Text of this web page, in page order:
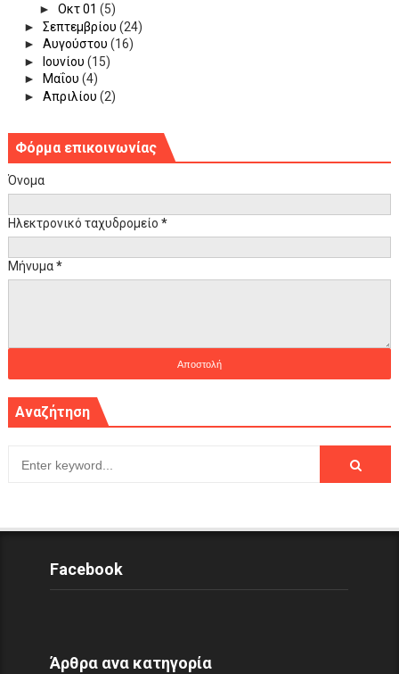
► Οκτ 01 (5)
► Σεπτεμβρίου (24)
► Αυγούστου (16)
►
Ιουνίου (15)
►
Μαΐου (4)
► Απριλίου (2)
Φόρμα επικοινωνίας
Όνομα
Ηλεκτρονικό ταχυδρομείο *
Μήνυμα*
Αναζήτηση
Facebook
Άρθρα ανα κατηγορία